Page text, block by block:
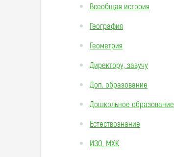
Всеобщая история
География
Геометрия
Директору, завучу
Доп. образование
Дошкольное образование
Естествознание
ИЗО, МХК